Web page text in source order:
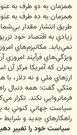
‌همزمان ‌به ‌دو ‌طرف ‌به
‌همزمان ‌به ‌ده ‌طرف ‌به
‌طريق ‌انتشار ‌مقدار
‌زيادي ‌به ‌اقتصاد ‌خود
‌نمي‌يابد. ‌مكانيزم‌هاي
‌ويژگي‌هاي فرآيند
‌بحران ‌كه ‌آمريكا ‌مركز ‌آن
‌ارز‌هاي ‌ملي ‌و ‌نه ‌دلار،
‌متكي گفت: همه ‌دنبال
‌فرمانروايي ‌نكند.
‌سياست ‌جهاني ‌كنوني ‌به
‌راهكارهاي ‌جديد ‌و
سياست ‌خود ‌را ‌تغيير